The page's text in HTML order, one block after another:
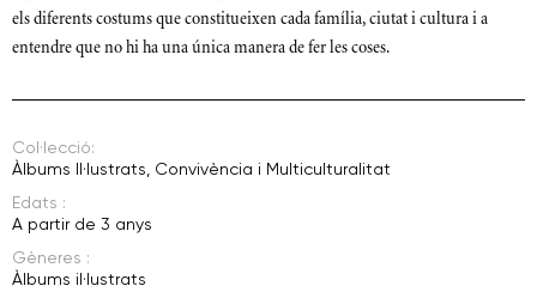
els diferents costums que constitueixen cada família, ciutat i cultura i a
entendre que no hi ha una única manera de fer les coses.
Col·lecció:
Àlbums Il·lustrats Convivència i Multiculturalitat
Edats :
A partir de 3 anys
Gèneres :
Àlbums il·lustrats